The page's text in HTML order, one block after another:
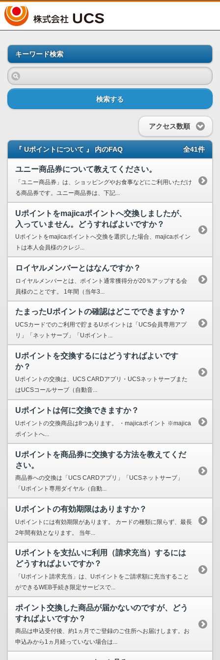
キーワード検索
検索する
アクセス数順
『 Uポイントについて 』 内のFAQ 全41件
ユニー商品券について教えてください。
「ユニー商品券」は、ショッピングやお食事などにご利用いただけ
る商品券です。ユニー商品券は、下記...
Uポイントをmajicaポイントへ交換しましたが、
入っていません。どうすればよいですか？
Uポイントをmajicaポイントへ交換を選択した場合、majicaポイン
トは本人会員様のクレジ...
ロイヤルメンバーとはなんですか？
ロイヤルメンバーとは、ポイント通常獲得分が20％アップする会
員様のことです。 1年間（当年3...
たまったUポイントの確認はどこでできますか？
UCSカードでのご利用で貯まるUポイントは「UCS会員専用アプ
リ」「ネットサーブ」「Uポイント...
Uポイントを交換するにはどうすればよいです
か？
Uポイントの交換は、UCS CARDアプリ・UCSネットサーブまた
はUCSコールサーブ（自動音...
Uポイントは何に交換できますか？
Uポイントの交換商品は8つあります。 ・majicaポイント ※majica
ポイントへ...
Uポイントを商品券に交換する方法を教えてくだ
さい。
商品券への交換は「UCS CARDアプリ」「UCSネットサーブ」
「Uポイント専用ダイヤル（自動...
Uポイントの有効期限はありますか？
Uポイントには有効期限があります。 カードの種類に限らず、最長
2年間有効となります。 当年...
Uポイントを支払いに利用（請求充当）するには
どうすればよいですか？
「Uポイント請求充当」は、Uポイントをご請求額に充当すること
ができるWEB手続き限定サービスで...
ポイント交換した商品が届かないのですが、どう
すればよいですか？
商品は申込受付後、約1ヵ月でご登録のご住所へお届けします。お
申込みから1ヵ月経っていない場合は...